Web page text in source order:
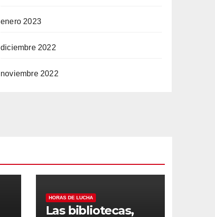
enero 2023
diciembre 2022
noviembre 2022
HORAS DE LUCHA
Las bibliotecas,